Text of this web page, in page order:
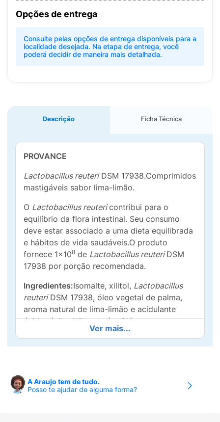
Opções de entrega
Consulte pelas opções de entrega disponíveis para a
localidade desejada. Na etapa de entrega, você
poderá decidir de maneira mais detalhada.
Descrição Ficha Técnica
PROVANCE
Lactobacillus reuteriDSM 17938.Comprimidos
mastigáveis sabor lima-limão.
O Lactobacillus reutericontribui para o
equilíbrio da flora intestinal. Seu consumo
deve estar associado a uma dieta equilibrada
e hábitos de vida saudáveis.O produto
fornece 1x108 de Lactobacillus reuteriDSM
17938 por porção recomendada.
Ingredientes:Isomalte, xilitol, Lactobacillus
reuteriDSM 17938, óleo vegetal de palma,
aroma natural de lima-limão e acidulante
ácido cítrico.Não contém Glúten.
Instruções de uso:Mastigar um comprimido
Ver mais...
A Araujo tem de tudo.
Posso te ajudar de alguma forma?